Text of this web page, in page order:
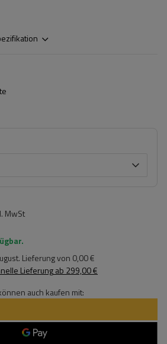
MwSt
. Lieferung von 0,00 €
Lieferungab 299,00 €
auch kaufen mit: